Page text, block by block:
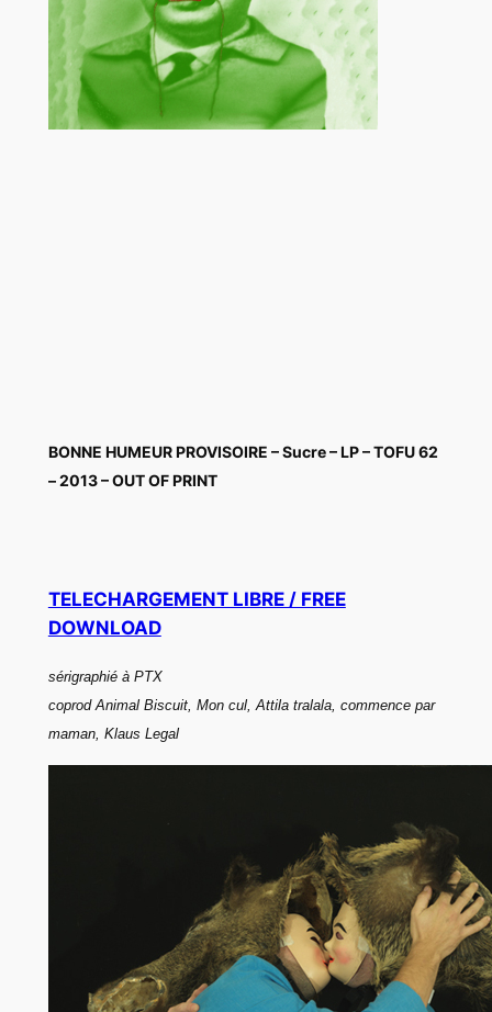
BONNE HUMEUR PROVISOIRE – Sucre – LP – TOFU 62
– 2013 – OUT OF PRINT
TELECHARGEMENT LIBRE / FREE
DOWNLOAD
sérigraphié à PTX
coprod Animal Biscuit, Mon cul, Attila tralala, commence par
maman, Klaus Legal